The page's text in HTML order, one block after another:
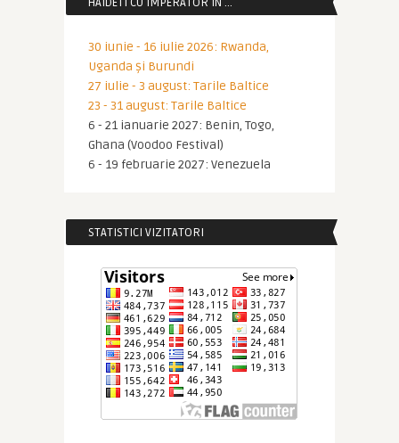
30 iunie - 16 iulie 2026: Rwanda,
Uganda și Burundi
27 iulie - 3 august: Tarile Baltice
23 - 31 august: Tarile Baltice
6 - 21 ianuarie 2027: Benin, Togo,
Ghana (Voodoo Festival)
6 - 19 februarie 2027: Venezuela
STATISTICI VIZITATORI